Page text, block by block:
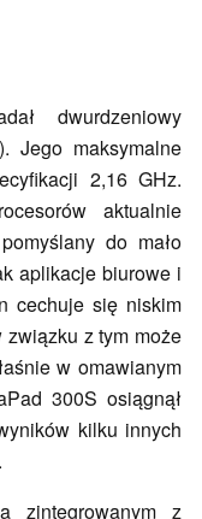
dwurdzeniowy
Jego maksymalne
2,16 GHz.
aktualnie
do mało
aplikacje biurowe i
cechuje się niskim
z tym może
w omawianym
300S osiągnął
kilku innych
zintegrowanym z